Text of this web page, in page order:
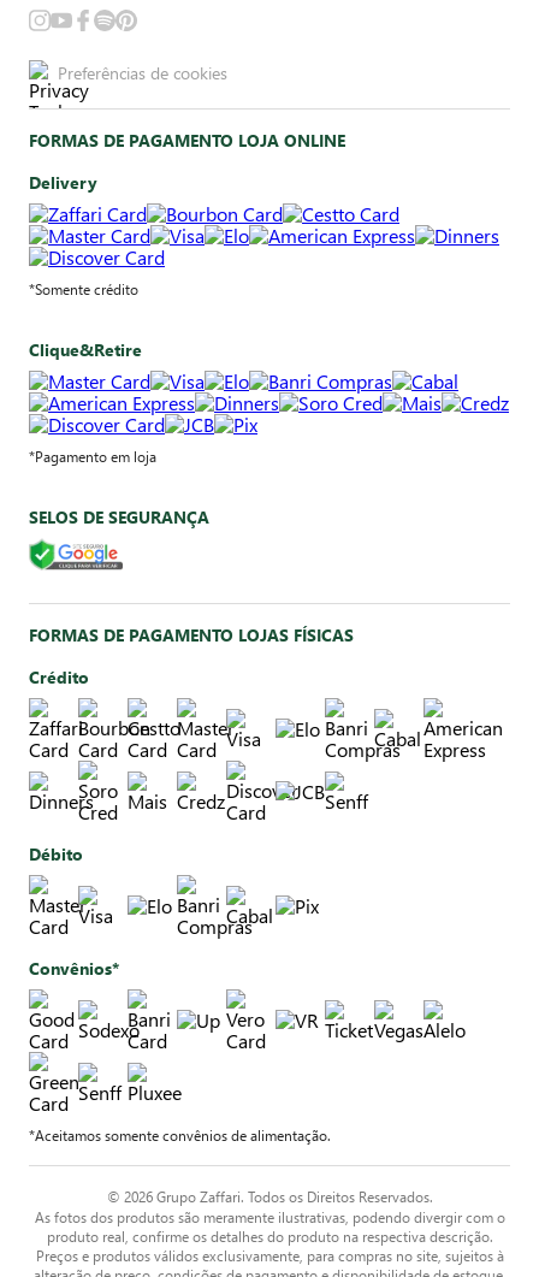
Preferências de cookies
FORMAS DE PAGAMENTO LOJA ONLINE
Delivery
*Somente crédito
Clique&Retire
*Pagamento em loja
SELOS DE SEGURANÇA
FORMAS DE PAGAMENTO LOJAS FÍSICAS
Crédito
Débito
Convênios*
*Aceitamos somente convênios de alimentação.
© 2026 Grupo Zaffari. Todos os Direitos Reservados.
As fotos dos produtos são meramente ilustrativas, podendo divergir com o
produto real, confirme os detalhes do produto na respectiva descrição.
Preços e produtos válidos exclusivamente, para compras no site, sujeitos à